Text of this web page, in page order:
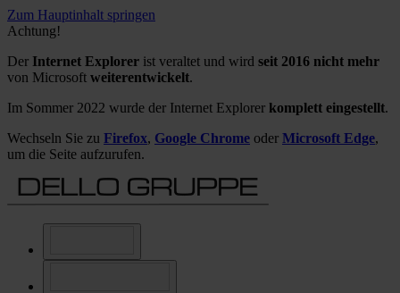
Zum Hauptinhalt springen
Achtung!
Der Internet Explorer ist veraltet und wird seit 2016 nicht mehr
von Microsoft weiterentwickelt.
Im Sommer 2022 wurde der Internet Explorer komplett eingestellt.
Wechseln Sie zu Firefox, Google Chrome oder Microsoft Edge,
um die Seite aufzurufen.